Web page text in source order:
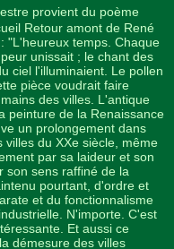
provient du poème
Retour amont de René
"L'heureux temps. Chaque
unissait ; le chant des
ciel l'illuminaient. Le pollen
pièce voudrait faire
des villes. L'antique
peinture de la Renaissance
un prolongement dans
du XXe siècle, même
par sa laideur et son
son sens raffiné de la
pourtant, d'ordre et
et du fonctionnalisme
N'importe. C'est
Et aussi ce
démesure des villes